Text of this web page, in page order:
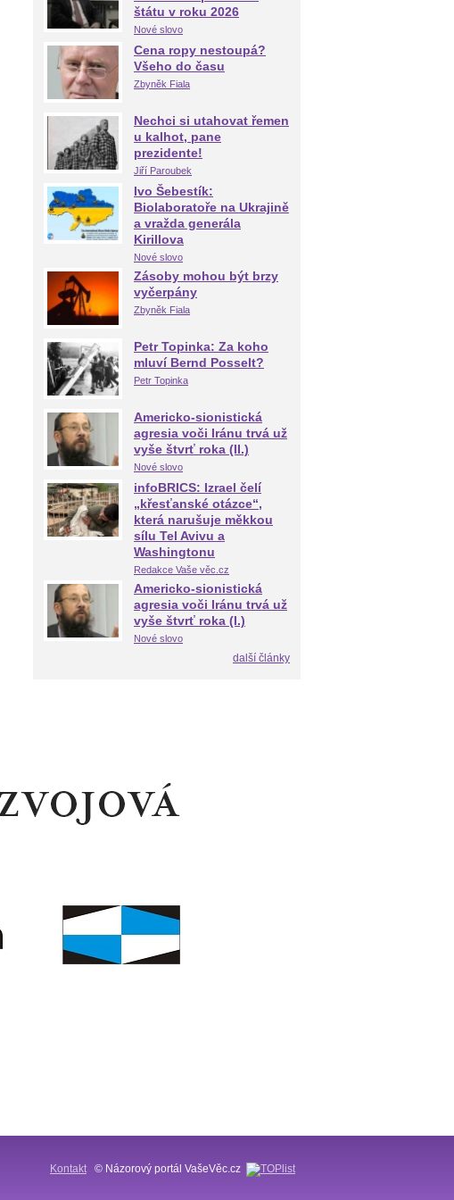
štátu v roku 2026
Nové slovo
Cena ropy nestoupá?
Všeho do času
Zbyněk Fiala
Nechci si utahovat řemen
u kalhot, pane
prezidente!
Jiří Paroubek
Ivo Šebestík:
Biolaboratoře na Ukrajině
a vražda generála
Kirillova
Nové slovo
Zásoby mohou být brzy
vyčerpány
Zbyněk Fiala
Petr Topinka: Za koho
mluví Bernd Posselt?
Petr Topinka
Americko-sionistická
agresia voči Iránu trvá už
vyše štvrť roka (II.)
Nové slovo
infoBRICS: Izrael čelí
„křesťanské otázce“,
která narušuje měkkou
sílu Tel Avivu a
Washingtonu
Redakce Vaše věc.cz
Americko-sionistická
agresia voči Iránu trvá už
vyše štvrť roka (I.)
Nové slovo
další články
Kontakt © Názorový portál VašeVěc.cz